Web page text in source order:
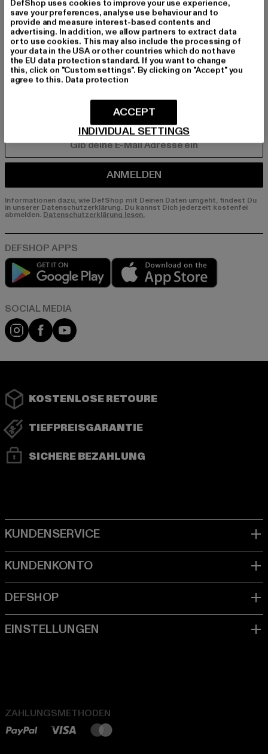
erhalte künftig Informationen über aktuelle Tre
nds, Angebote und Gutscheine von DefShop p
er E-Mail!
An welchen Produkten bist du interessiert?
ANMELDEN
Informationen dazu, wie DefShop mit Deinen Daten umgeht, findest Du
in unserer Datenschutzerklärung. Du kannst Dich jederzeit kostenfei
abmelden. Datenschutzerklärung lesen.
Play market
Instagram
FacebookYouTube
KOSTENLOSE RETOURE
TIEFPREISGARANTIE
SICHERE BEZAHLUNG
ZAHLUNGSMETHODEN
DefShop uses cookies to improve your use experience,
save your preferences, analyse use behaviour and to
provide and measure interest-based contents and
advertising. In addition, we allow partners to extract data
or to use cookies. This may also include the processing of
your data in the USA or other countries which do not have
the EU data protection standard. If you want to change
this, click on "Custom settings". By clicking on "Accept" you
agree to this. Data protection
INDIVIDUAL SETTINGS
ACCEPT